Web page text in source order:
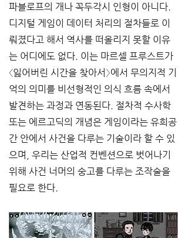
파블로프의 개나 꼭두각시 인형이 아니다.
디지털 게임이 데이터 처리의 절차들로 이
뤄졌다고 해서 역사를 떠올리지 못할 이유
는 어디에도 없다. 이는 마르셀 프루스트가
〈잃어버린 시간을 찾아서〉에서 무의지적 기
억의 의미를 비선형적인 의식 흐름 속에서
발견하는 과정과 연동된다. 절차적 수사학
또는 에르고딕의 개념은 게임이라는 유희공
간 안에서 사건을 다루는 기술이라 할 수 있
으며, 우리는 산업적 컨벤션으로 벗어나기
위해 사건 너머의 숭고를 다루는 조작술을
필요로 한다.